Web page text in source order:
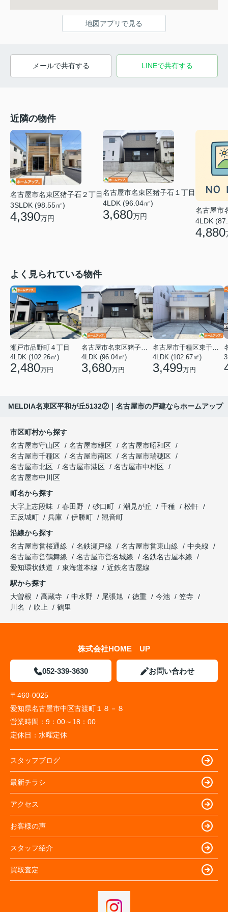
地図アプリで見る
メールで共有する LINEで共有する
近隣の物件
名古屋市名東区猪子石２丁目
3SLDK (98.55㎡)
4,390万円
名古屋市名東区猪子石１丁目
4LDK (96.04㎡)
3,680万円
名古屋市
4LDK
4,880
よく見られている物件
瀬戸市品野町４丁目
4LDK (102.26㎡)
2,480万円
名古屋市名東区猪子石１丁目
4LDK (96.04㎡)
3,680万円
名古屋市千種区東千種台
4LDK (102.67㎡)
3,499万円
MELDIA名東区平和が丘5132②｜名古屋市の戸建ならホームアップ
市区町村から探す
名古屋市守山区
名古屋市緑区
名古屋市昭和区
名古屋市千種区
名古屋市南区
名古屋市瑞穂区
名古屋市北区
名古屋市港区
名古屋市中村区
名古屋市中川区
町名から探す
大字上志段味
春田野 砂口町 潮見が丘 千種
松軒
五反城町
兵庫 伊勝町
観音町
沿線から探す
名古屋市営桜通線
名鉄瀬戸線 名古屋市営東山線
中央線
名古屋市営鶴舞線
名古屋市営名城線
名鉄名古屋本線
愛知環状鉄道
東海道本線
近鉄名古屋線
駅から探す
大曽根
高蔵寺 中水野 尾張旭 徳重 今池
笠寺
川名
吹上 鶴里
株式会社HOME UP
052-339-3630 お問い合わせ
〒460-0025
愛知県名古屋市中区古渡町１８－８
営業時間： 9：00～18：00
定休日： 水曜定休
スタッフブログ
最新チラシ
アクセス
お客様の声
スタッフ紹介
買取査定